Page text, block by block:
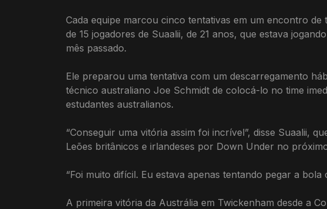
Cada equipe marcou cinco tentativas em um encontro
de 15 jogadores de Suaalii, de 21 anos, que estava
mês passado.
Ele preparou uma tentativa com um descarregamento
técnico australiano Joe Schmidt de colocá-lo no time
estudantes australianos.
“Conseguir uma vitória assim foi incrível”, disse Suaalii,
Leões britânicos e irlandeses por Down Under no
“Foi muito difícil. Eu estava apenas tentando pegar a
A primeira vitória da Austrália em Twickenham desde a